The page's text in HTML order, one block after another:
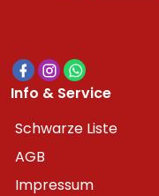
Info & Service
Schwarze Liste
AGB
Impressum